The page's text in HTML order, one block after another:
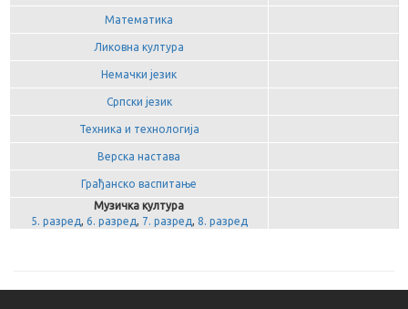
Математика
Ликовна култура
Немачки језик
Српски језик
Техника и технологија
Верска настава
Грађанско васпитање
Музичка култура
5. разред, 6. разред, 7. разред, 8. разред